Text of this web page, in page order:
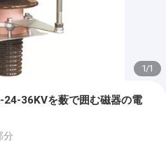
1/1
36KVを薮で囲む磁器の電
分